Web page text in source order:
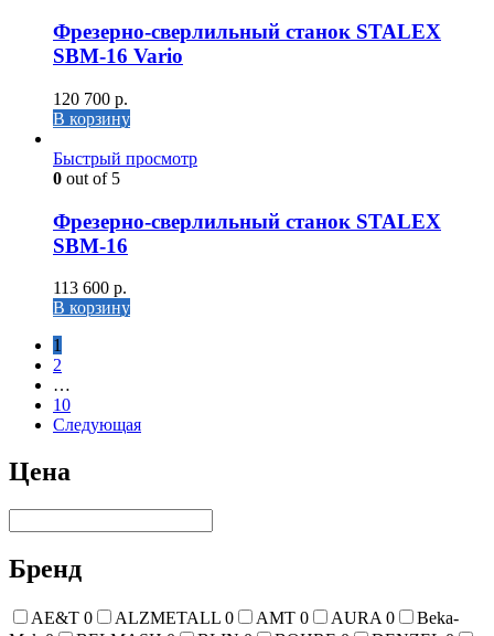
Фрезерно-сверлильный станок STALEX
SBM-16 Vario
120 700 р.
В корзину
Быстрый просмотр
0 out of 5
Фрезерно-сверлильный станок STALEX
SBM-16
113 600 р.
В корзину
1
2
…
10
Следующая
Цена
Бренд
AE&T 0 ALZMETALL 0 AMT 0 AURA 0
Beka-